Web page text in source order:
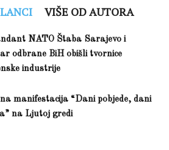
VIŠE OD AUTORA
NATO Štaba Sarajevo i
odbrane BiH obišli tvornice
industrije
manifestacija “Dani pobjede, dani
na Ljutoj gredi